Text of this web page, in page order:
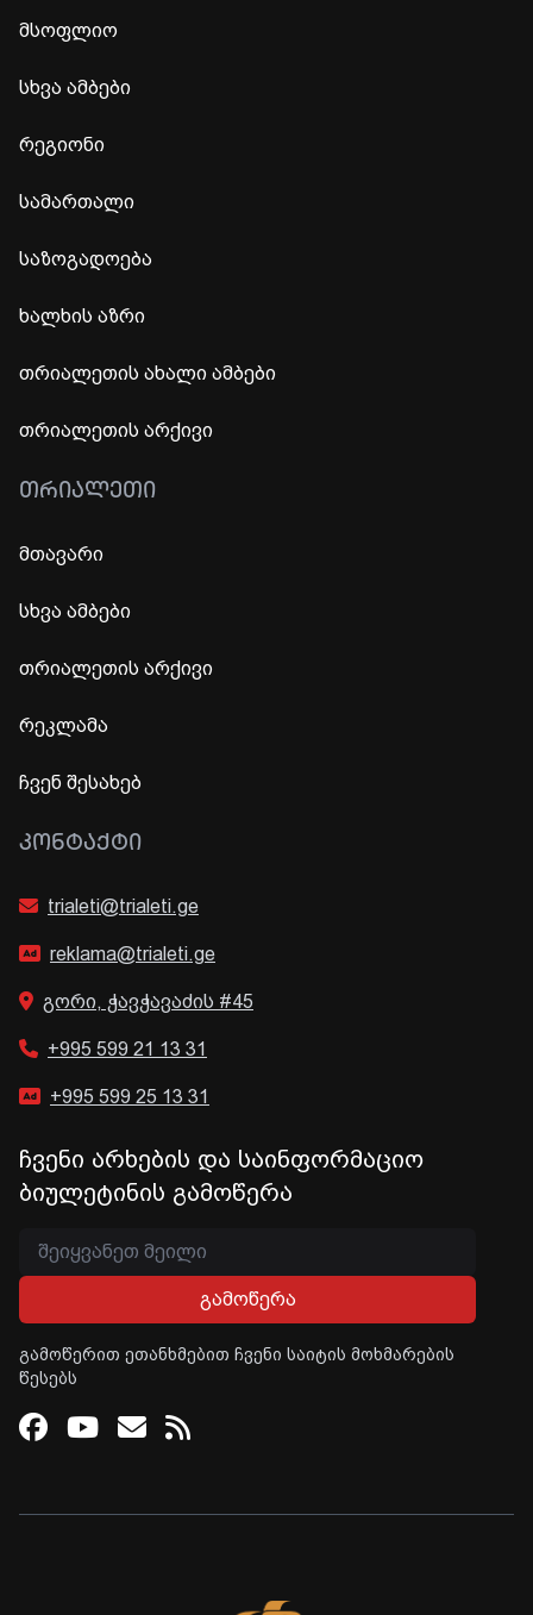
მსოფლიო
სხვა ამბები
რეგიონი
სამართალი
საზოგადოება
ხალხის აზრი
თრიალეთის ახალი ამბები
თრიალეთის არქივი
ᲗᲠᲘᲐᲚᲔᲗᲘ
მთავარი
სხვა ამბები
თრიალეთის არქივი
რეკლამა
ჩვენ შესახებ
ᲙᲝᲜᲢᲐᲥᲢᲘ
trialeti@trialeti.ge
reklama@trialeti.ge
გორი, ჭავჭავაძის #45
+995 599 21 13 31
+995 599 25 13 31
ჩვენი არხების და საინფორმაციო
ბიულეტინის გამოწერა
გამოწერა
გამოწერით ეთანხმებით ჩვენი საიტის მოხმარების
წესებს
Facebook
Youtube
Email
RSS